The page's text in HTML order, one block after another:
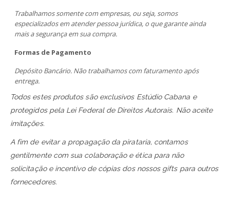
Trabalhamos somente com empresas, ou seja, somos
especializados em atender pessoa jurídica, o que garante ainda
mais a segurança em sua compra.
Formas de Pagamento
Depósito Bancário. Não trabalhamos com faturamento após
entrega.
Todos estes produtos são exclusivos Estúdio Cabana e
protegidos pela Lei Federal de Direitos Autorais. Não aceite
imitações.
A fim de evitar a propagação da pirataria, contamos
gentilmente com sua colaboração e ética para não
solicitação e incentivo de cópias dos nossos gifts para outros
fornecedores.